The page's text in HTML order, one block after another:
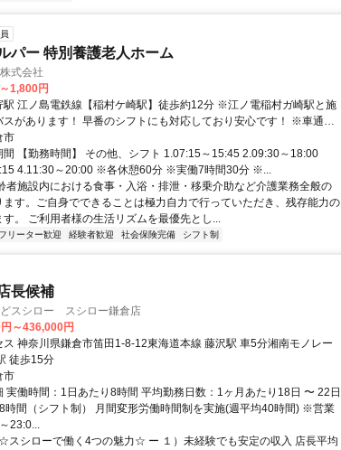
パー 特別養護老人ホーム
式会社
1,800円
島電鉄線【稲村ケ崎駅】徒歩約12分 ※江ノ電稲村ガ崎駅と施
フトにも対応しており安心です！ ※車通勤
車場あります！
市
間 【勤務時間】 その他、シフト 1.07:15～15:45 2.09:30～18:00
4.11:30～20:00 ※各休憩60分 ※実働7時間30分 ※...
者施設内における食事・入浴・排泄・移乗介助など介護業務全般の
ます。ご自身でできることは極力自力で行っていただき、残存能力の
す。 ご利用者様の生活リズムを最優先とし...
フリーター歓迎 経験者歓迎 社会保険完備 シフト制
長候補
スシロー スシロー鎌倉店
～436,000円
ス 神奈川県鎌倉市笛田1-8-12東海道本線 藤沢駅 車5分湘南モノレー
徒歩15分
市
実働時間：1日あたり8時間 平均勤務日数：1ヶ月あたり18日 〜 22日
時間（シフト制） 月間変形労働時間制を実施(週平均40時間) ※営業
23:0...
スシローで働く4つの魅力☆ ー １）未経験でも安定の収入 店長平均